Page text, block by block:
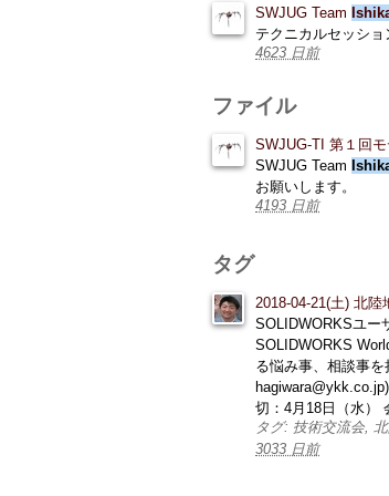
SWJUG Team
テクニカルセッショ
4623 日前
ファイル
SWJUG-TI 第１回
SWJUG Team
お願いします。
4193 日前
タグ
2018-04-21(土) 北陸
SOLIDWORKSユー
SOLIDWORKS
る悩み事、相談事
切：4月18日（水）
タグ: 技術交流会,
3033 日前